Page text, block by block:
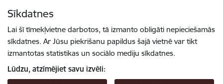
Sīkdatnes
Lai šī tīmekļvietne darbotos, tā izmanto obligāti nepieciešamās
sīkdatnes. Ar Jūsu piekrišanu papildus šajā vietnē var tikt
izmantotas statistikas un sociālo mediju sīkdatnes.
Lūdzu, atzīmējiet savu izvēli: